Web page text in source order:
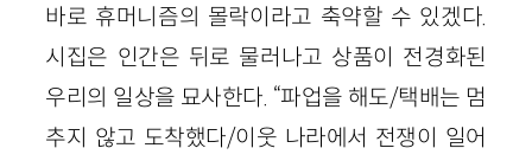
바로 휴머니즘의 몰락이라고 축약할 수 있겠다.
시집은 인간은 뒤로 물러나고 상품이 전경화된
우리의 일상을 묘사한다. “파업을 해도/택배는 멈
추지 않고 도착했다/이웃 나라에서 전쟁이 일어